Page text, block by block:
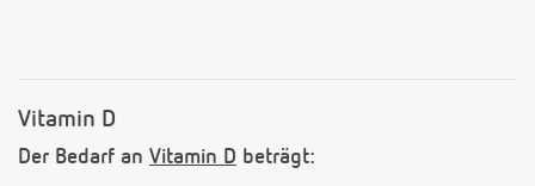
Vitamin D
Der Bedarf an Vitamin D beträgt: